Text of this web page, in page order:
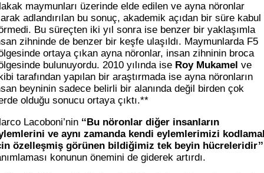
maymunları üzerinde elde edilen ve ayna nöronlar
adlandırılan bu sonuç, akademik açıdan bir süre kabul
Bu süreçten iki yıl sonra ise benzer bir yaklaşımla
zihninde de benzer bir keşfe ulaşıldı. Maymunlarda F5
ortaya çıkan ayna nöronlar, insan zihninin broca
bulunuyordu. 2010 yılında ise Roy Mukamel ve
tarafından yapılan bir araştırmada ise ayna nöronların
beyninin sadece belirli bir alanında değil birden çok
olduğu sonucu ortaya çıktı.**
Lacoboni’nin ‘‘Bu nöronlar diğer insanların
ve aynı zamanda kendi eylemlerimizi
özelleşmiş görünen bildiğimiz tek beyin hücreleridir’’
konunun önemini de giderek artırdı.